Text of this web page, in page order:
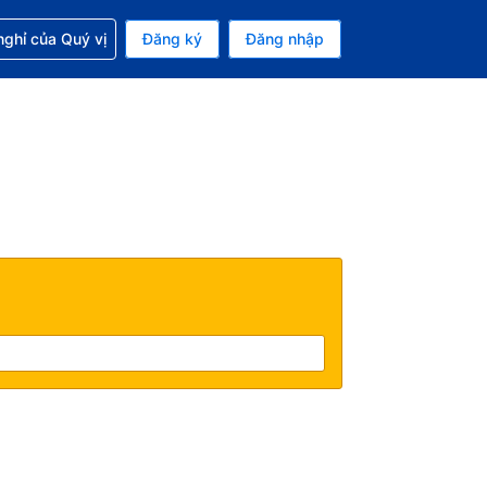
tệ hiện tại của bạn là Đồng
Ngôn ngữ hiện tại của bạn là Tiếng Việt
với đặt chỗ
của Quý vị Đăng ký Đăng nhập